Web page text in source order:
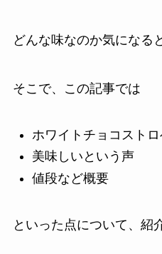
どんな味なのか気になる
そこで、この記事では
ホワイトチョコスト
美味しいという声
値段など概要
といった点について、紹